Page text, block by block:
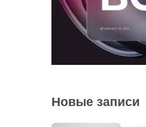
Новые записи